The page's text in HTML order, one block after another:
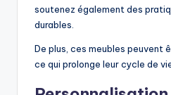
soutenez également des
durables.
De plus, ces meubles peuvent
ce qui prolonge leur cycle de